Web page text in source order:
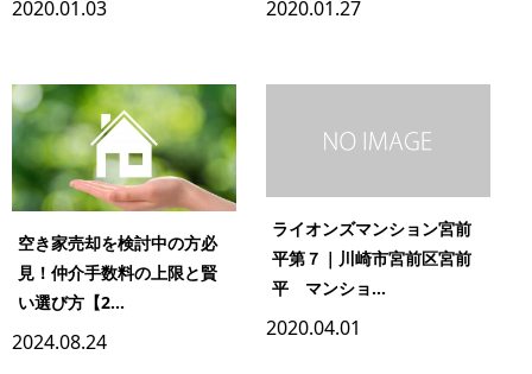
2020.01.03 2020.01.27
空き家売却を検討中の方必
見！仲介手数料の上限と賢
い選び方【2...
2024.08.24
ライオンズマンション宮前
平第７｜川崎市宮前区宮前
平 マンショ...
2020.04.01